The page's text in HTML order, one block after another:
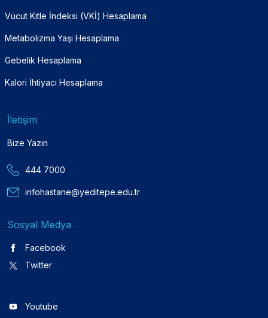
Vücut Kitle İndeksi (VKİ) Hesaplama
Metabolizma Yaşı Hesaplama
Gebelik Hesaplama
Kalori İhtiyacı Hesaplama
İletişim
Bize Yazın
444 7000
infohastane@yeditepe.edu.tr
Sosyal Medya
Facebook
Twitter
Youtube